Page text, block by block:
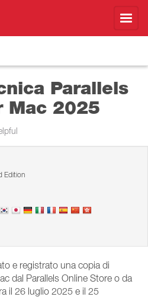
Parallels
Mac 2025
Edition
e registrato una copia di
dal Parallels Online Store o da
il 26 luglio 2025 e il 25